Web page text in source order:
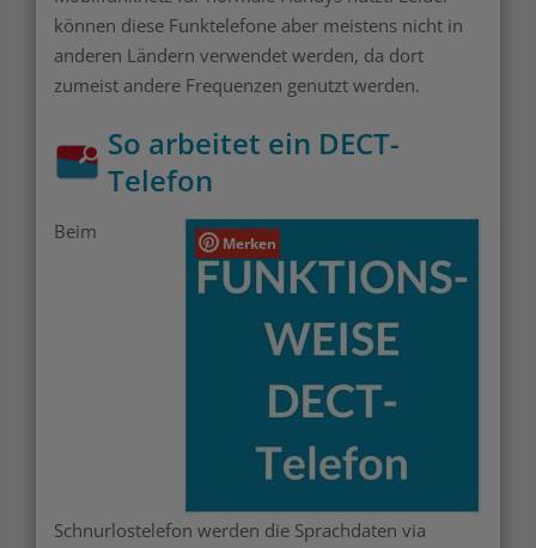
können diese Funktelefone aber meistens nicht in
anderen Ländern verwendet werden, da dort
zumeist andere Frequenzen genutzt werden.
So arbeitet ein DECT-
Telefon
Merken
Beim
Schnurlostelefon werden die Sprachdaten via